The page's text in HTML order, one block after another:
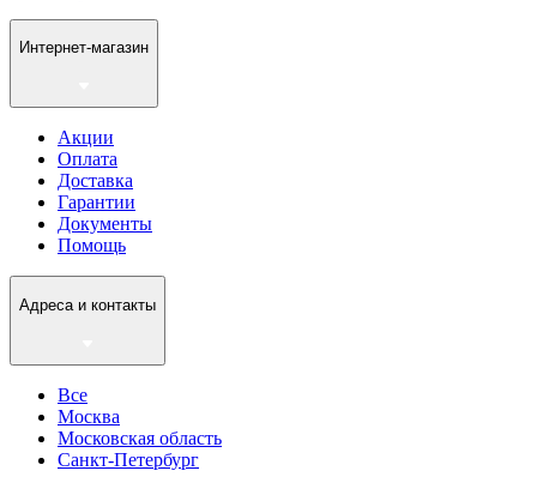
Интернет-магазин
Акции
Оплата
Доставка
Гарантии
Документы
Помощь
Адреса и контакты
Все
Москва
Московская область
Санкт-Петербург